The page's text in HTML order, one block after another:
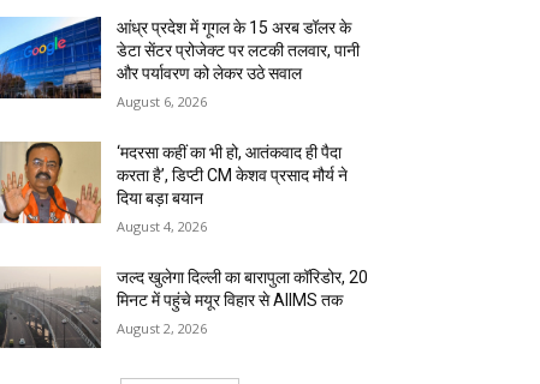
आंध्र प्रदेश में गूगल के 15 अरब डॉलर के
डेटा सेंटर प्रोजेक्ट पर लटकी तलवार, पानी
और पर्यावरण को लेकर उठे सवाल
August 6, 2026
‘मदरसा कहीं का भी हो, आतंकवाद ही पैदा
करता है’, डिप्टी CM केशव प्रसाद मौर्य ने
दिया बड़ा बयान
August 4, 2026
जल्द खुलेगा दिल्ली का बारापुला कॉरिडोर, 20
मिनट में पहुंचे मयूर विहार से AIIMS तक
August 2, 2026